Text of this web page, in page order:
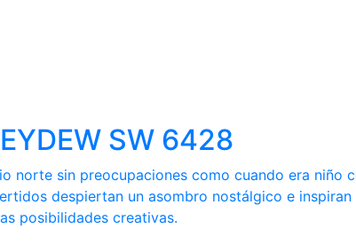
SW 6428
norte sin preocupaciones como cuando era niño
despiertan un asombro nostálgico e
posibilidades creativas.